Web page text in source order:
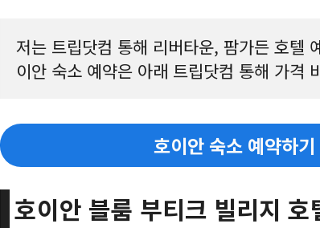
저는 트립닷컴 통해 리버타운, 팜가든 호텔
이안 숙소 예약은 아래 트립닷컴 통해 가격
호이안 숙소 예약하기
호이안 블룸 부티크 빌리지 호